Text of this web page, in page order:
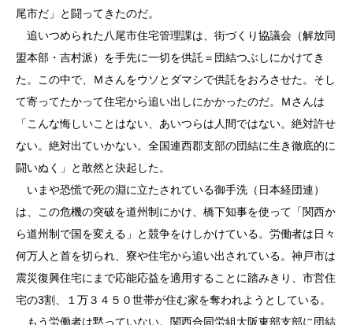
尾市だ」と闘ってきたのだ。
追いつめられた八尾市住宅管理課は、街づくり協議会（解放同
盟本部・吉村派）を手先に一切を供託＝団結つぶしにかけてき
た。この中で、Ｍさんをウソとダマシで供託をおろさせた。そし
て寄ってたかって住宅から追い出しにかかったのだ。Ｍさんは
「こんな悔しいことはない、あいつらは人間ではない。絶対許せ
ない。絶対出ていかない。全国連西郡支部の団結に生き徹底的に
闘いぬく」と敢然と決起した。
いまや恐慌で死の淵に立たされている御手洗（日本経団連）
は、この危機の突破を道州制にかけ、橋下知事を使って「関西か
ら道州制で国を変える」と競争をけしかけている。労働者は日々
何万人と首を切られ、寮や住宅から追い出されている。神戸市は
震災復興住宅にまで応能応益を適用することに踏みきり、市営住
宅の3割、１万３４５０世帯が住む家を奪われようとしている。
もう労働者は黙っていない。関西合同労組大阪東部支部に団結